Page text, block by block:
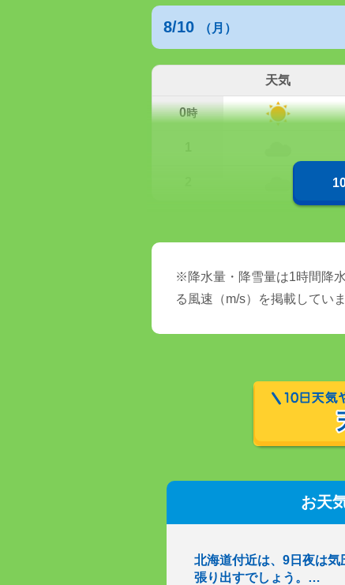
8/10 （月）
天気
0時
※降水量・降雪量は1時間降
る風速（m/s）を掲載していま
お天
北海道付近は、9日夜は
張り出すでしょう。…